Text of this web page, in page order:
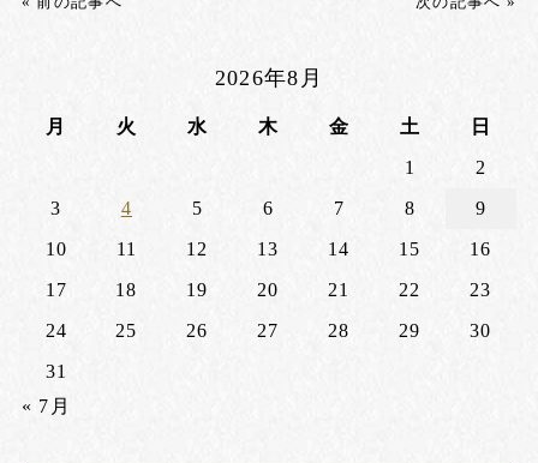
2026年8月
月 火 水 木 金 土
日
1
2
3
4 5 6 7 8
9
10
11 12 13 14 15
16
17
18 19 20 21 22
23
24
25 26 27 28 29
30
31
« 7月